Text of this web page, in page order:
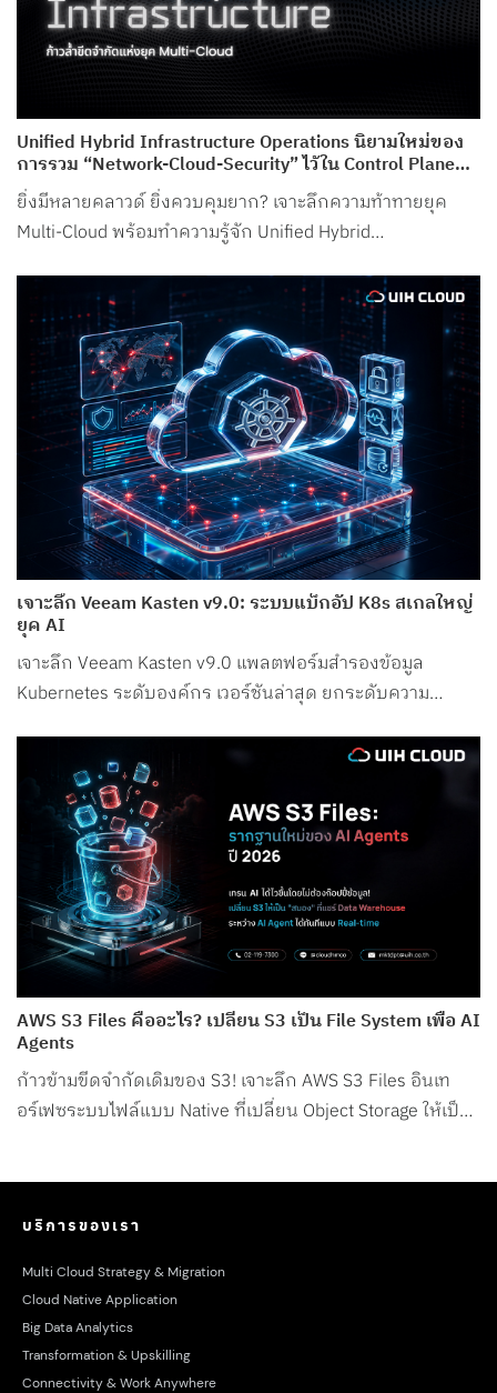
Unified Hybrid Infrastructure Operations นิยามใหม่ของ
การรวม “Network-Cloud-Security” ไว้ใน Control Plane
เดียว จาก UIH Cloud
ยิ่งมีหลายคลาวด์ ยิ่งควบคุมยาก? เจาะลึกความท้าทายยุค
Multi-Cloud พร้อมทำความรู้จัก Unified Hybrid
เจาะลึก Veeam Kasten v9.0: ระบบแบ็กอัป K8s สเกลใหญ่
ยุค AI
เจาะลึก Veeam Kasten v9.0 แพลตฟอร์มสำรองข้อมูล
Kubernetes ระดับองค์กร เวอร์ชันล่าสุด ยกระดับความ
AWS S3 Files คืออะไร? เปลี่ยน S3 เป็น File System เพื่อ AI
Agents
ก้าวข้ามขีดจำกัดเดิมของ S3! เจาะลึก AWS S3 Files อินเท
อร์เฟซระบบไฟล์แบบ Native ที่เปลี่ยน Object Storage ให้เป็น
บริการของเรา
Multi Cloud Strategy & Migration
Cloud Native Application
Big Data Analytics
Transformation & Upskilling
Connectivity & Work Anywhere